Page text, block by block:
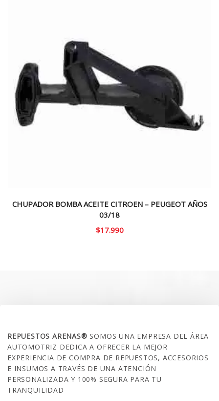
CHUPADOR BOMBA ACEITE CITROEN – PEUGEOT AÑOS
03/18
$17.990
REPUESTOS ARENAS®SOMOS UNA EMPRESA DEL ÁREA
AUTOMOTRIZ DEDICA A OFRECER LA MEJOR
EXPERIENCIA DE COMPRA DE REPUESTOS, ACCESORIOS
E INSUMOS A TRAVÉS DE UNA ATENCIÓN
PERSONALIZADA Y 100% SEGURA PARA TU
TRANQUILIDAD